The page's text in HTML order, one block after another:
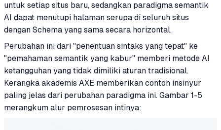
untuk setiap situs baru, sedangkan paradigma semantik
AI dapat menutupi halaman serupa di seluruh situs
dengan Schema yang sama secara horizontal.
Perubahan ini dari "penentuan sintaks yang tepat" ke
"pemahaman semantik yang kabur" memberi metode AI
ketangguhan yang tidak dimiliki aturan tradisional.
Kerangka akademis AXE memberikan contoh insinyur
paling jelas dari perubahan paradigma ini. Gambar 1-5
merangkum alur pemrosesan intinya: